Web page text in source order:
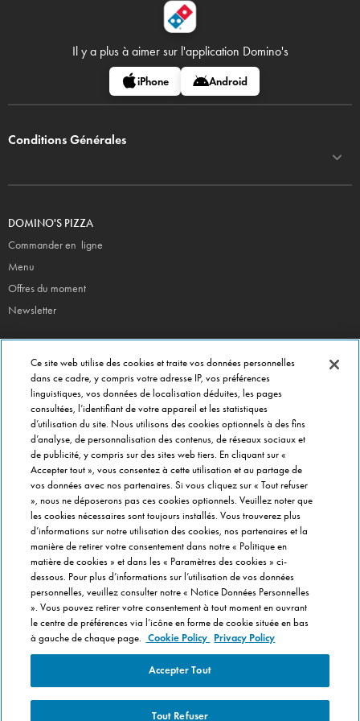
Il y a plus à aimer sur l'application Domino's
iPhone Android
Conditions Générales
DOMINO'S PIZZA
Commander en ligne
Menu
Offres du moment
Newsletter
Siège Social
Info magasins
Formulaire de Contact
Gérer vos préférences
INFO FRANCHISÉ
Franchise Domino's
Critères de Sélection
Questions Fréquentes
A PROPOS DE DOMINO'S
Travailler chez Domino's
Dans notre cuisine
Care Team (pour les collaborateurs)
Ce site web utilise des cookies et traite vos données personnelles
dans ce cadre, y compris votre adresse IP, vos préférences
linguistiques, vos données de localisation déduites, les pages
consultées, l’identifiant de votre appareil et les statistiques
d’utilisation du site. Nous utilisons des cookies optionnels à des fins
d’analyse, de personnalisation des contenus, de réseaux sociaux et
de publicité, y compris sur des sites web tiers. En cliquant sur «
Accepter tout », vous consentez à cette utilisation et au partage de
vos données avec nos partenaires. Si vous cliquez sur « Tout refuser
», nous ne déposerons pas ces cookies optionnels. Veuillez noter que
les cookies nécessaires sont toujours installés. Vous trouverez plus
d’informations sur notre utilisation des cookies, nos partenaires et la
manière de retirer votre consentement dans notre « Politique en
matière de cookies » et dans les « Paramètres des cookies » ci-
dessous. Pour plus d’informations sur l’utilisation de vos données
personnelles, veuillez consulter notre « Notice Données Personnelles
». Vous pouvez retirer votre consentement à tout moment en ouvrant
le centre de préférences via l’icône en forme de cookie située en bas
à gauche de chaque page. Cookie Policy Privacy Policy
Accepter Tout
Tout Refuser